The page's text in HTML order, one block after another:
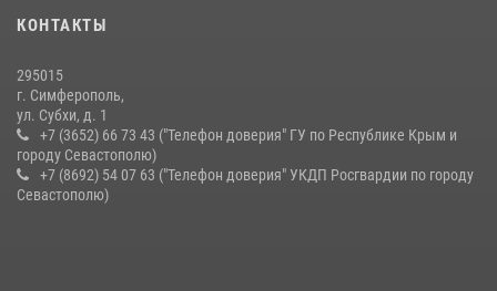
10 июля 2026, 15:10
КОНТАКТЫ
295015
г. Симферополь,
ул. Субхи, д. 1
+7 (3652) 66 73 43 ("Телефон доверия" ГУ по Республике Крым и
городу Севастополю)
+7 (8692) 54 07 63 ("Телефон доверия" УКДП Росгвардии по городу
Севастополю)